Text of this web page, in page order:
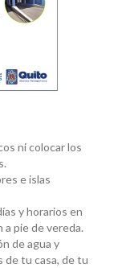
ni colocar los
e islas
y horarios en
a pie de vereda.
de agua y
de tu casa, de tu